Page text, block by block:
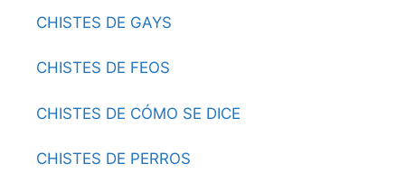
CHISTES DE GAYS
CHISTES DE FEOS
CHISTES DE CÓMO SE DICE
CHISTES DE PERROS